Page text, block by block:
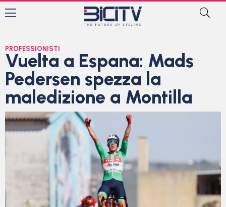
PROFESSIONISTI
Vuelta a Espana: Mads
Pedersen spezza la
maledizione a Montilla